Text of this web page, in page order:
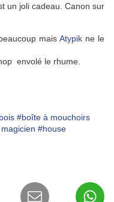
un joli cadeau. Canon sur
maisAtypik ne le
envolé le rhume.
#boîte à mouchoirs
#house